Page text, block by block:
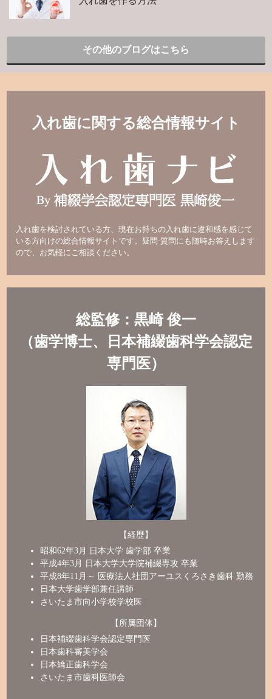
その他のブログはこちら
入れ歯に関する総合情報サイト
入れ歯を検討されている方、現在お持ちの入れ歯に違和感を感じて
いる方向けの総合情報サイトです。疑問·質問にも随時お答えします
ので、お気軽にご相談ください。
総監修：黒崎 俊一
（歯学博士、日本補綴歯科学会認定
専門医）
【経歴】
昭和62年3月 日本大学 歯学部 卒業
平成4年3月 日本大学大学院補綴専攻 卒業
平成8年11月～ 医療法人社団アーユスくろさき歯科 勤務
日本大学歯学部兼任講師
さいたま市向小学校学校医
【所属団体】
日本補綴歯科学会認定専門医
日本歯科審美学会
日本矯正歯科学会
さいたま市歯科医師会